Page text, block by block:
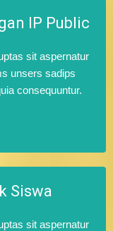
IP Public
sit aspernatur
unsers sadips
consequuntur.
Siswa
sit aspernatur